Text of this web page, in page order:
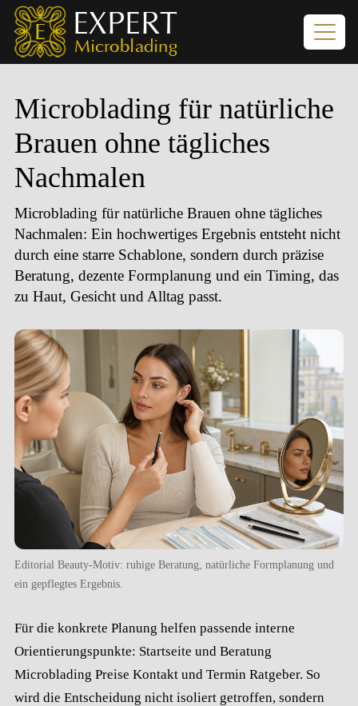
Microblading für natürliche
Brauen ohne tägliches
Nachmalen
Microblading für natürliche Brauen ohne tägliches
Nachmalen: Ein hochwertiges Ergebnis entsteht nicht
durch eine starre Schablone, sondern durch präzise
Beratung, dezente Formplanung und ein Timing, das
zu Haut, Gesicht und Alltag passt.
Editorial Beauty-Motiv: ruhige Beratung, natürliche Formplanung und
ein gepflegtes Ergebnis.
Für die konkrete Planung helfen passende interne
Orientierungspunkte: Startseite und Beratung
Microblading Preise Kontakt und Termin Ratgeber. So
wird die Entscheidung nicht isoliert getroffen, sondern